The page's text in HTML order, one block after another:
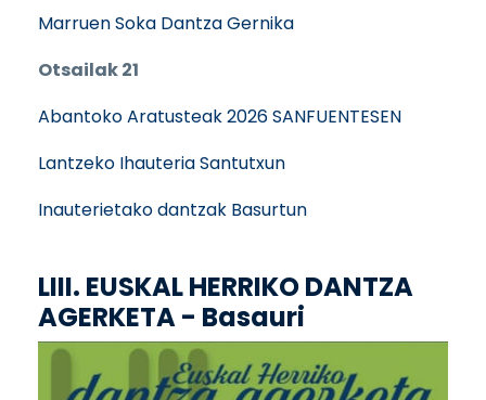
Marruen Soka Dantza Gernika
Otsailak 21
Abantoko Aratusteak 2026 SANFUENTESEN
Lantzeko Ihauteria Santutxun
Inauterietako dantzak Basurtun
LIII. EUSKAL HERRIKO DANTZA
AGERKETA - Basauri